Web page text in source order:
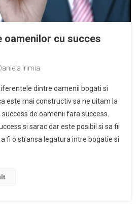
oamenilor cu succes
Irimia
dintre oamenii bogati si
este mai constructiv sa ne uitam la
de oamenii fara success.
si sarac dar este posibil si sa fii
fi o stransa legatura intre bogatie si